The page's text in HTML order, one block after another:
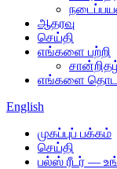
ஆதரவு
செய்தி
எங்களை பற்றி
எங்களை
English
முகப்புப் பக்கம்
செய்தி
பல்ஸ் ரீடர் —